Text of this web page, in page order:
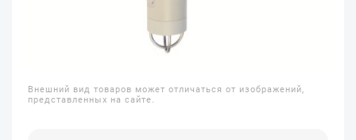
Внешний вид товаров может отличаться от изображений,
представленных на сайте.